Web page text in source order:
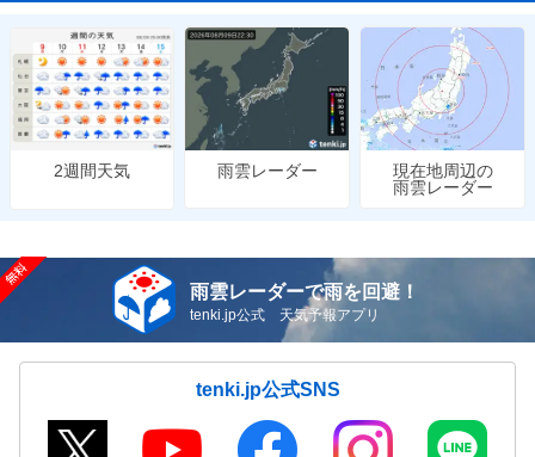
2週間天気 雨雲レーダー
現在地周辺の
雨雲レーダー
雨雲レーダーで雨を回避！
tenki.jp公式 天気予報アプリ
tenki.jp公式SNS